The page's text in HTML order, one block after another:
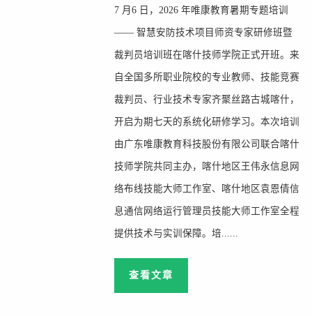
7 月6 日，2026 年唯康教育暑期专题培训
—— 智慧安防技术项目师资专家研修班暨
裁判员培训班在喀什技师学院正式开班。来
自全国多所职业院校的专业教师、技能竞赛
裁判员、行业技术专家齐聚丝路古城喀什，
开启为期七天的系统化研修学习。本次培训
由广东唯康教育科技股份有限公司联合喀什
技师学院共同主办，喀什地区王伟永信息网
络布线技能大师工作室、喀什地区袁恩倩信
息通信网络运行管理员技能大师工作室全程
提供技术与实训保障。培......
查看文章